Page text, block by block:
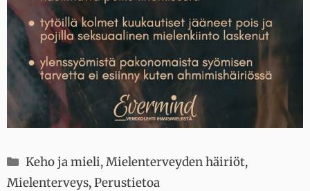
Kategoriat
Keho ja mieli,Mielenterveyden häiriöt,
Mielenterveys,Perustietoa